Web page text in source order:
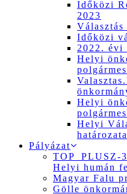
Időközi
2023
Választás
Időközi
2022. évi
Helyi
Helyi
Helyi
Pályázat
TOP_PLUSZ-
Helyi humán
Magyar Falu
Gölle